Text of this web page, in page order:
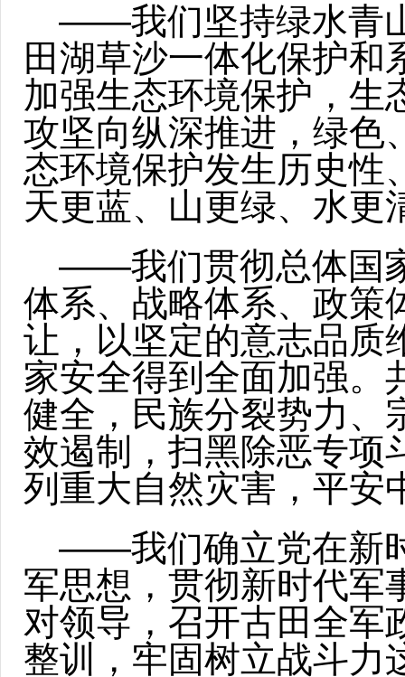
——我们坚持绿水青
田湖草沙一体化保护和
加强生态环境保护，生
攻坚向纵深推进，绿色
态环境保护发生历史性
天更蓝、山更绿、水更
——我们贯彻总体国
体系、战略体系、政策
让，以坚定的意志品质
家安全得到全面加强。
健全，民族分裂势力、
效遏制，扫黑除恶专项
列重大自然灾害，平安
——我们确立党在新
军思想，贯彻新时代军
对领导，召开古田全军
整训，牢固树立战斗力